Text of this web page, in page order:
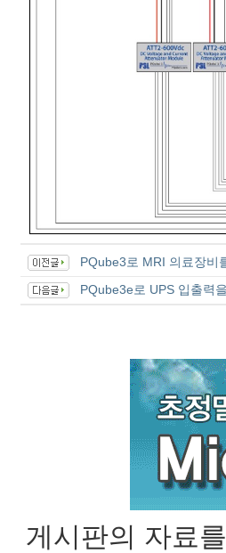
PQube3로 MRI 의료장비
PQube3e로 UPS 입출력
게시판의 자료